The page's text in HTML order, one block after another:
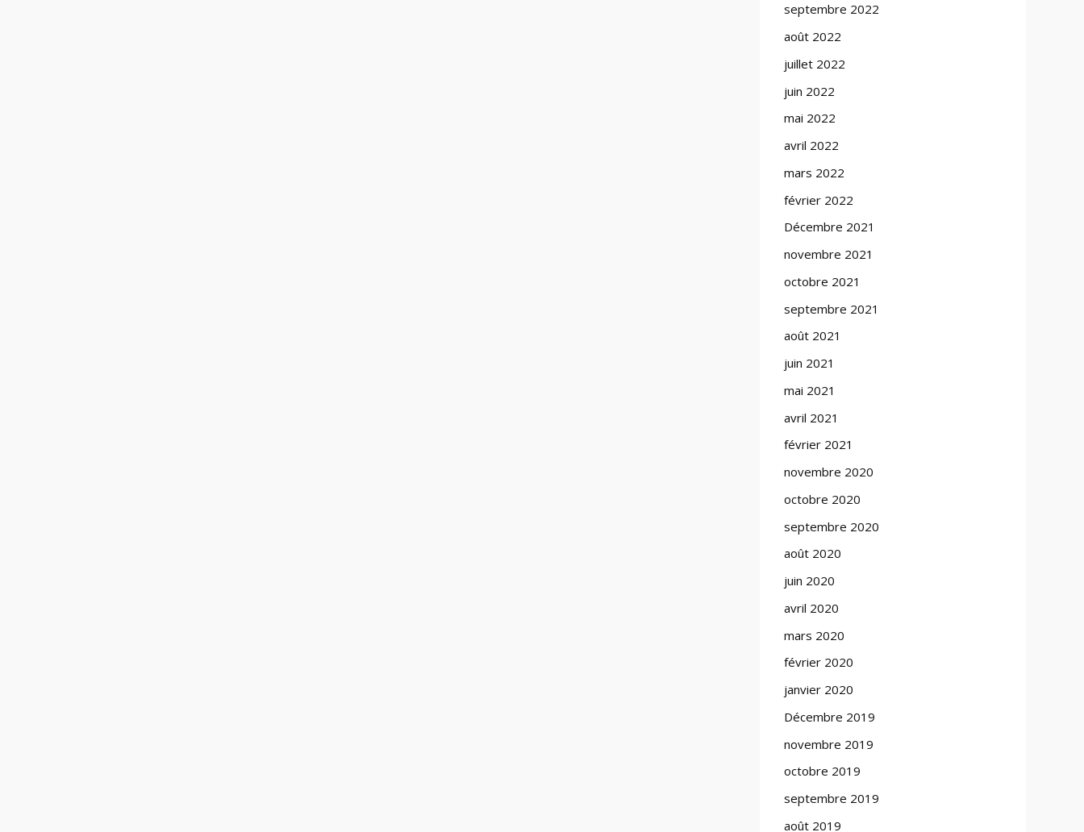
septembre 2022
août 2022
juillet 2022
juin 2022
mai 2022
avril 2022
mars 2022
février 2022
Décembre 2021
novembre 2021
octobre 2021
septembre 2021
août 2021
juin 2021
mai 2021
avril 2021
février 2021
novembre 2020
octobre 2020
septembre 2020
août 2020
juin 2020
avril 2020
mars 2020
février 2020
janvier 2020
Décembre 2019
novembre 2019
octobre 2019
septembre 2019
août 2019